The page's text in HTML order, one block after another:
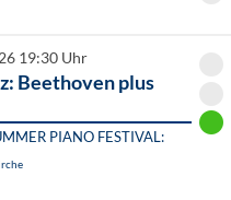
19:30 Uhr
Beethoven plus
PIANO FESTIVAL: